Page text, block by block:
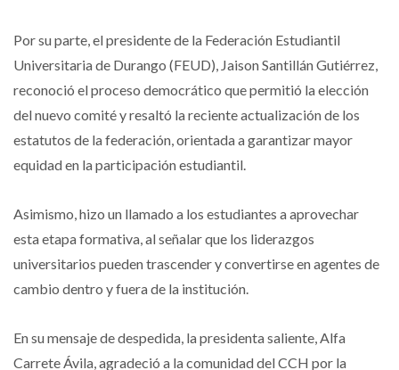
Por su parte, el presidente de la Federación Estudiantil
Universitaria de Durango (FEUD), Jaison Santillán Gutiérrez,
reconoció el proceso democrático que permitió la elección
del nuevo comité y resaltó la reciente actualización de los
estatutos de la federación, orientada a garantizar mayor
equidad en la participación estudiantil.
Asimismo, hizo un llamado a los estudiantes a aprovechar
esta etapa formativa, al señalar que los liderazgos
universitarios pueden trascender y convertirse en agentes de
cambio dentro y fuera de la institución.
En su mensaje de despedida, la presidenta saliente, Alfa
Carrete Ávila, agradeció a la comunidad del CCH por la